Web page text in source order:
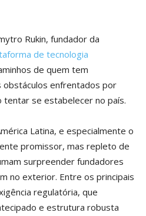
Rukin, fundador da
de tecnologia
de quem tem
enfrentados por
se estabelecer no país.
Latina, e especialmente o
promissor, mas repleto de
surpreender fundadores
no exterior. Entre os principais
regulatória, que
e estrutura robusta